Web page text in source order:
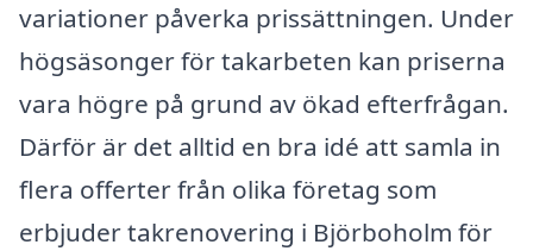
variationer påverka prissättningen. Under
högsäsonger för takarbeten kan priserna
vara högre på grund av ökad efterfrågan.
Därför är det alltid en bra idé att samla in
flera offerter från olika företag som
erbjuder takrenovering i Björboholm för